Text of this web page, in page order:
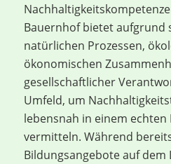
Bauernhof bietet aufgrund
natürlichen Prozessen,
ökonomischen
gesellschaftlicher
Umfeld, um
lebensnah in einem echten
vermitteln. Während
Bildungsangebote auf